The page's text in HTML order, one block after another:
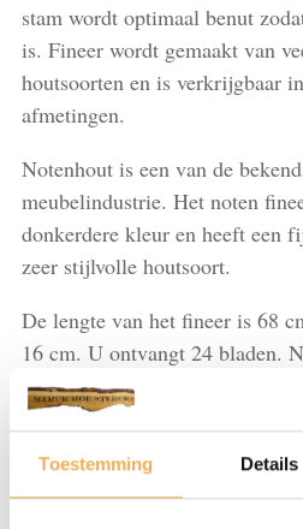
Toestemming Details
stam wordt optimaal benut
is. Fineer wordt gemaakt van
houtsoorten en is verkrijgbaar
afmetingen.
Notenhout is een van de
meubelindustrie. Het noten
donkerdere kleur en heeft een
zeer stijlvolle houtsoort.
De lengte van het fineer is 68
16 cm. U ontvangt 24 bladen.
hebben wij vele andere soorten
voorraad. Bekijk hiervoor alle
Noten
L
IN